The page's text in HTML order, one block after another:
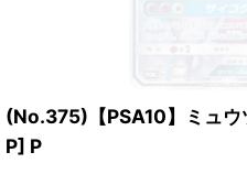
(No.375)【PSA10】ミュ
P] P